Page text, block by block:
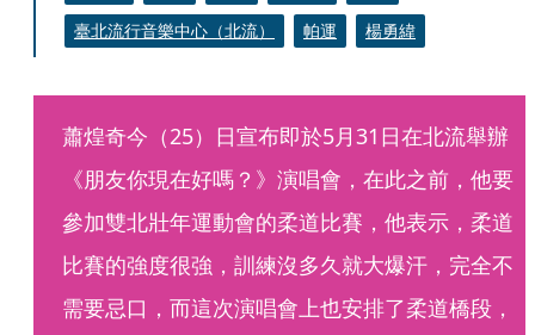
臺北流行音樂中心（北流）
帕運 楊勇緯
蕭煌奇今（25）日宣布即於5月31日在北流舉辦
《朋友你現在好嗎？》演唱會，在此之前，他要
參加雙北壯年運動會的柔道比賽，他表示，柔道
比賽的強度很強，訓練沒多久就大爆汗，完全不
需要忌口，而這次演唱會上也安排了柔道橋段，